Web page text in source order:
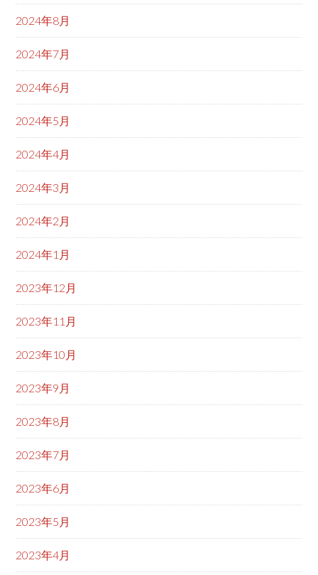
2024年8月
2024年7月
2024年6月
2024年5月
2024年4月
2024年3月
2024年2月
2024年1月
2023年12月
2023年11月
2023年10月
2023年9月
2023年8月
2023年7月
2023年6月
2023年5月
2023年4月